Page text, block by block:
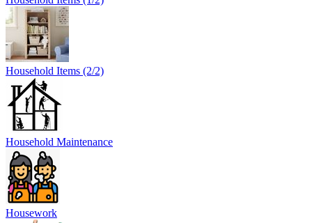
Household Items (2/2)
Household Maintenance
Housework